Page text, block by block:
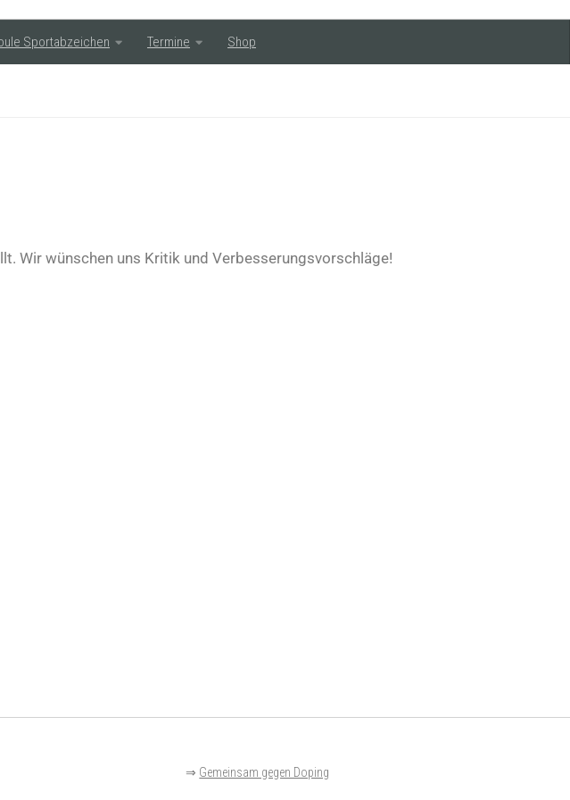
Sportabzeichen Termine Shop
Wir wünschen uns Kritik und Verbesserungsvorschläge!
⇒ Gemeinsam gegen Doping